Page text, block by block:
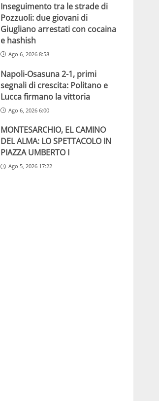
Inseguimento tra le strade di
Pozzuoli: due giovani di
Giugliano arrestati con cocaina
e hashish
Ago 6, 2026 8:58
Napoli-Osasuna 2-1, primi
segnali di crescita: Politano e
Lucca firmano la vittoria
Ago 6, 2026 6:00
MONTESARCHIO, EL CAMINO
DEL ALMA: LO SPETTACOLO IN
PIAZZA UMBERTO I
Ago 5, 2026 17:22